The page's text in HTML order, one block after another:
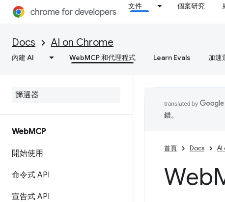
文件 個案研究
Docs AI on Chrome
內建 AI WebMCP 和代理程式 Learn Evals 加速
WebMCP
開始使用
命令式 API
宣告式 API
錯。
首頁 Docs AI
Web